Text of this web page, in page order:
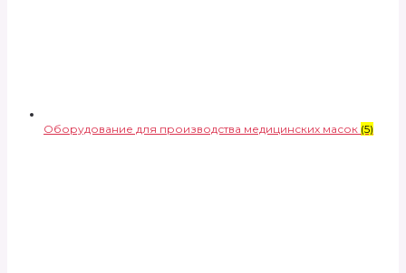
Оборудование для производства медицинских масок (5)